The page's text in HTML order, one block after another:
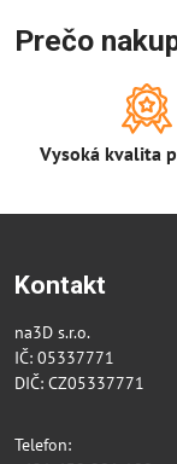
Prečo
Vysoká kvalita
Kontakt
na3D s.r.o.
IČ: 05337771
DIČ: CZ05337771
Telefon: